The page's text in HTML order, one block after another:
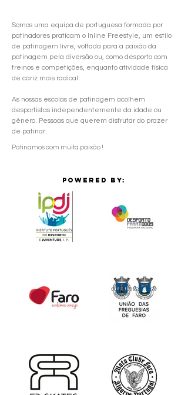
Somos uma equipa de portuguesa formada por
patinadores praticam o Inline Freestyle, um estilo
de patinagem livre, voltada para a paixão da
patinagem pela diversão ou, como desporto com
treinos e competições, enquanto atividade física
de cariz mais radical.
As nossas escolas de patinagem acolhem
desportistas independentemente da idade ou
género. Pessoas que querem disfrutar do prazer
de patinar.
Patinamos com muita paixão !
POWERED BY: